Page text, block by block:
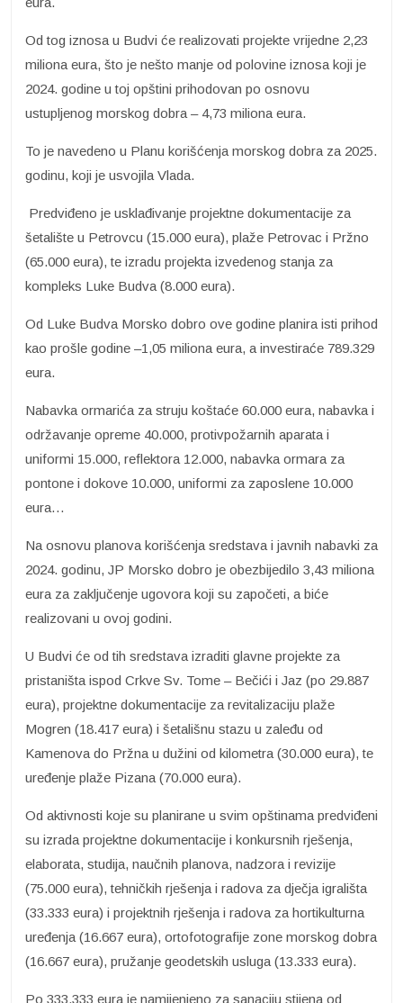
Od tog iznosa u Budvi će realizovati projekte vrijedne 2,23
miliona eura, što je nešto manje od polovine iznosa koji je
2024. godine u toj opštini prihodovan po osnovu
ustupljenog morskog dobra – 4,73 miliona eura.
To je navedeno u Planu korišćenja morskog dobra za 2025.
godinu, koji je usvojila Vlada.
Predviđeno je usklađivanje projektne dokumentacije za
šetalište u Petrovcu (15.000 eura), plaže Petrovac i Pržno
(65.000 eura), te izradu projekta izvedenog stanja za
kompleks Luke Budva (8.000 eura).
Od Luke Budva Morsko dobro ove godine planira isti prihod
kao prošle godine –1,05 miliona eura, a investiraće 789.329
eura.
Nabavka ormarića za struju koštaće 60.000 eura, nabavka i
održavanje opreme 40.000, protivpožarnih aparata i
uniformi 15.000, reflektora 12.000, nabavka ormara za
pontone i dokove 10.000, uniformi za zaposlene 10.000
eura…
Na osnovu planova korišćenja sredstava i javnih nabavki za
2024. godinu, JP Morsko dobro je obezbijedilo 3,43 miliona
eura za zaključenje ugovora koji su započeti, a biće
realizovani u ovoj godini.
U Budvi će od tih sredstava izraditi glavne projekte za
pristaništa ispod Crkve Sv. Tome – Bečići i Jaz (po 29.887
eura), projektne dokumentacije za revitalizaciju plaže
Mogren (18.417 eura) i šetališnu stazu u zaleđu od
Kamenova do Pržna u dužini od kilometra (30.000 eura), te
uređenje plaže Pizana (70.000 eura).
Od aktivnosti koje su planirane u svim opštinama predviđeni
su izrada projektne dokumentacije i konkursnih rješenja,
elaborata, studija, naučnih planova, nadzora i revizije
(75.000 eura), tehničkih rješenja i radova za dječja igrališta
(33.333 eura) i projektnih rješenja i radova za hortikulturna
uređenja (16.667 eura), ortofotografije zone morskog dobra
(16.667 eura), pružanje geodetskih usluga (13.333 eura).
Po 333.333 eura je namijenjeno za sanaciju stijena od